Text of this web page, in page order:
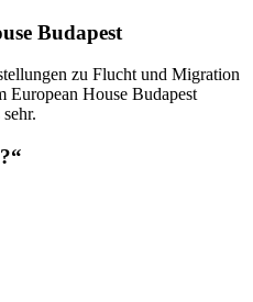
Budapest
zu Flucht und Migration
House Budapest